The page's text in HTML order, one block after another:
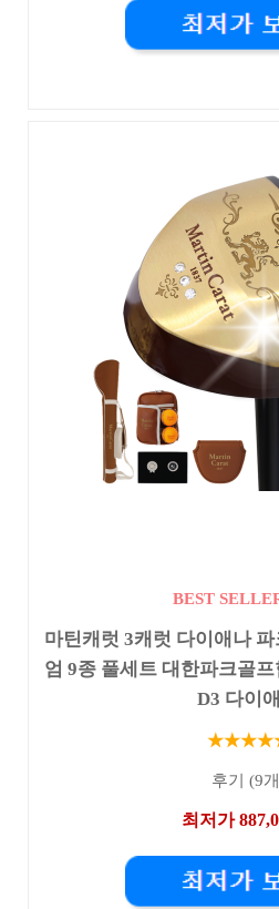
BEST
마틴캐럿 3캐럿 다이애나 파
엄 9종 풀세트 대한파크골
D3 다이
후기 (9
최저가